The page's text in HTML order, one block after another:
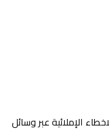
الإملائية عبر وسائل